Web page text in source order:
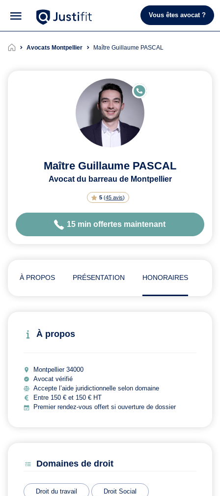
Vous êtes avocat ?
Avocats Montpellier Maître Guillaume PASCAL
E
N
Maître Guillaume PASCAL
Avocat du barreau de Montpellier
5(45 avis)
15 min offertes maintenant
À PROPOS PRÉSENTATION HONORAIRES
À propos
Montpellier 34000
Avocat vérifié
Accepte l’aide juridictionnelle selon domaine
Entre 150 € et 150 € HT
Premier rendez-vous offert si ouverture de dossier
Domaines de droit
Droit du travail Droit Social